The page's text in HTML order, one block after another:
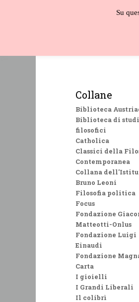
Collane
Biblioteca
Biblioteca di studi
filosofici
Catholica
Classici della
Contemporanea
Collana
Bruno Leoni
Filosofia politica
Focus
Fondazione
Matteotti-Onlus
Fondazione Luigi
Einaudi
Fondazione
Carta
I gioielli
I Grandi Liberali
Il colibrì
Su